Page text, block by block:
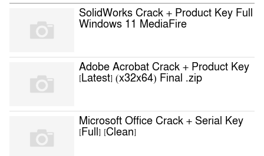
SolidWorks Crack + Product Key Full
Windows 11 MediaFire
Adobe Acrobat Crack + Product Key
[Latest] (x32x64) Final .zip
Microsoft Office Crack + Serial Key
[Full] [Clean]